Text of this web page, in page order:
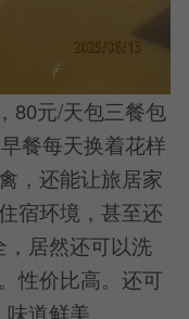
80元/天包三餐包
餐每天换着花样
，还能让旅居家
宿环境，甚至还
居然还可以洗
性价比高。还可
道鲜美。